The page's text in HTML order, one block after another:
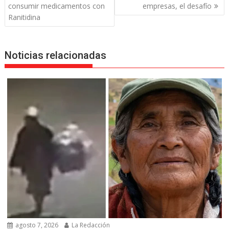
de
entradas
consumir medicamentos con
Ranitidina
empresas, el desafío
Noticias relacionadas
agosto 7, 2026 La Redacción